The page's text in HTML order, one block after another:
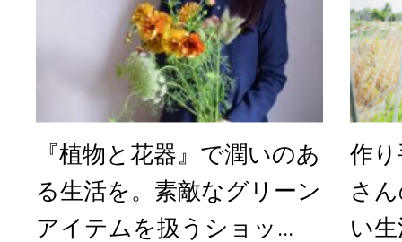
『植物と花器』で潤いのあ
る生活を。素敵なグリーン
アイテムを扱うショッ...
作
さ
い